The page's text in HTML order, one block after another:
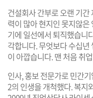
건설회사 간부로 오랜 기간
력이 많아 현지인 못지않은
기에 일선에서 퇴직했습니
각합니다. 무엇보다 수십
이 아깝습니다. 맨 처음 취
인사, 홍보 전문가로 민간
2의 인생을 개척했다. 복지